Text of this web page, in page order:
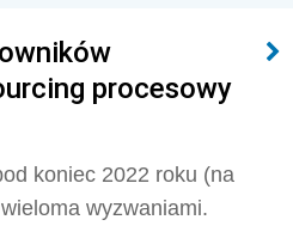
procesowy
koniec 2022 roku (na
wyzwaniami.